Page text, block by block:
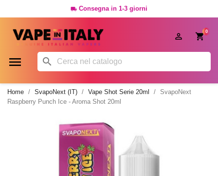
 Consegna in 1-3 giorni
0

 
Home SvapoNext (IT) Vape Shot Serie 20ml
SvapoNext
Raspberry Punch Ice - Aroma Shot 20ml